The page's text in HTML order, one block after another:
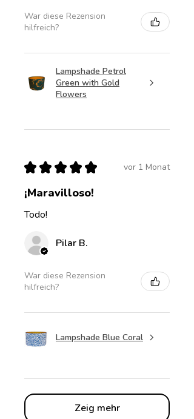
War diese Rezension
hilfreich?
Lampshade Petrol
Green with Gold
Flowers
★ ★ ★ ★ ★ vor 1 Monat
¡Maravilloso!
Todo!
Pilar B.
War diese Rezension
hilfreich?
Lampshade Blue Coral
Zeig mehr